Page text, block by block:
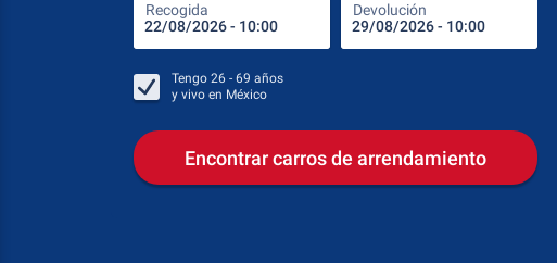
Recogida Devolución
Tengo 26 - 69 años
y vivo en México
Encontrar carros de arrendamiento